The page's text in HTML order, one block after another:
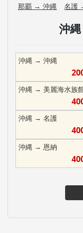
那覇 → 沖縄 名護
沖縄
沖縄 → 沖縄
沖縄 → 美麗海水族
沖縄 → 名護
沖縄 → 恩納